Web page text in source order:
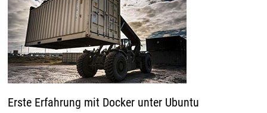
Erste Erfahrung mit Docker unter Ubuntu